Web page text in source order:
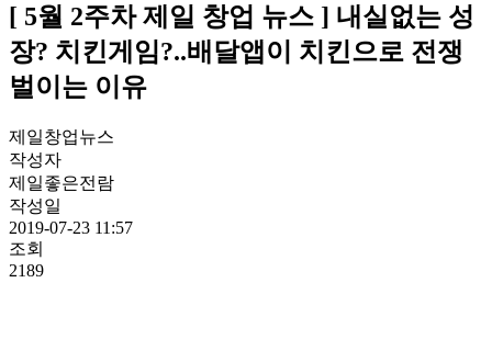
[ 5월 2주차 제일 창업 뉴스 ] 내실없는 성
장? 치킨게임?..배달앱이 치킨으로 전쟁
벌이는 이유
제일창업뉴스
작성자
제일좋은전람
작성일
2019-07-23 11:57
조회
2189